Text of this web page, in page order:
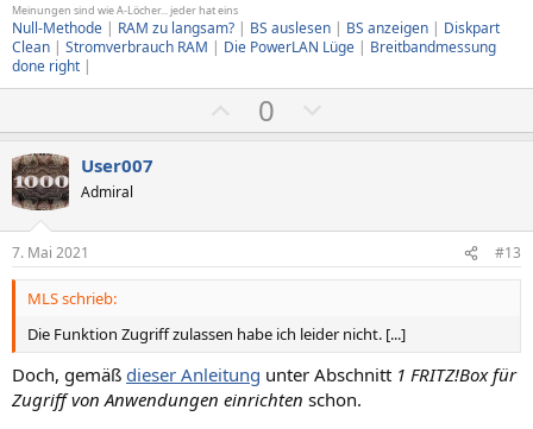
Meinungen sind wie A-Löcher... jeder hat eins
Null-Methode | RAM zu langsam? | BS auslesen | BS anzeigen | Diskpart
Clean | Stromverbrauch RAM | Die PowerLAN Lüge | Breitbandmessung
done right |
o
t
v
S
t
i
0
e
t
v
S
t
i
User007
Admiral
7. Mai 2021 #13
MLS schrieb:
Die Funktion Zugriff zulassen habe ich leider nicht. [...]
Doch, gemäß dieser Anleitung unter Abschnitt 1 FRITZ!Box für
Zugriff von Anwendungen einrichten schon.